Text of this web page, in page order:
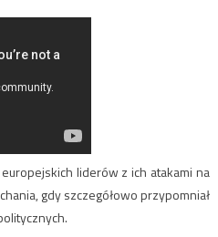
liderów z ich atakami na
gdy szczegółowo przypomniał